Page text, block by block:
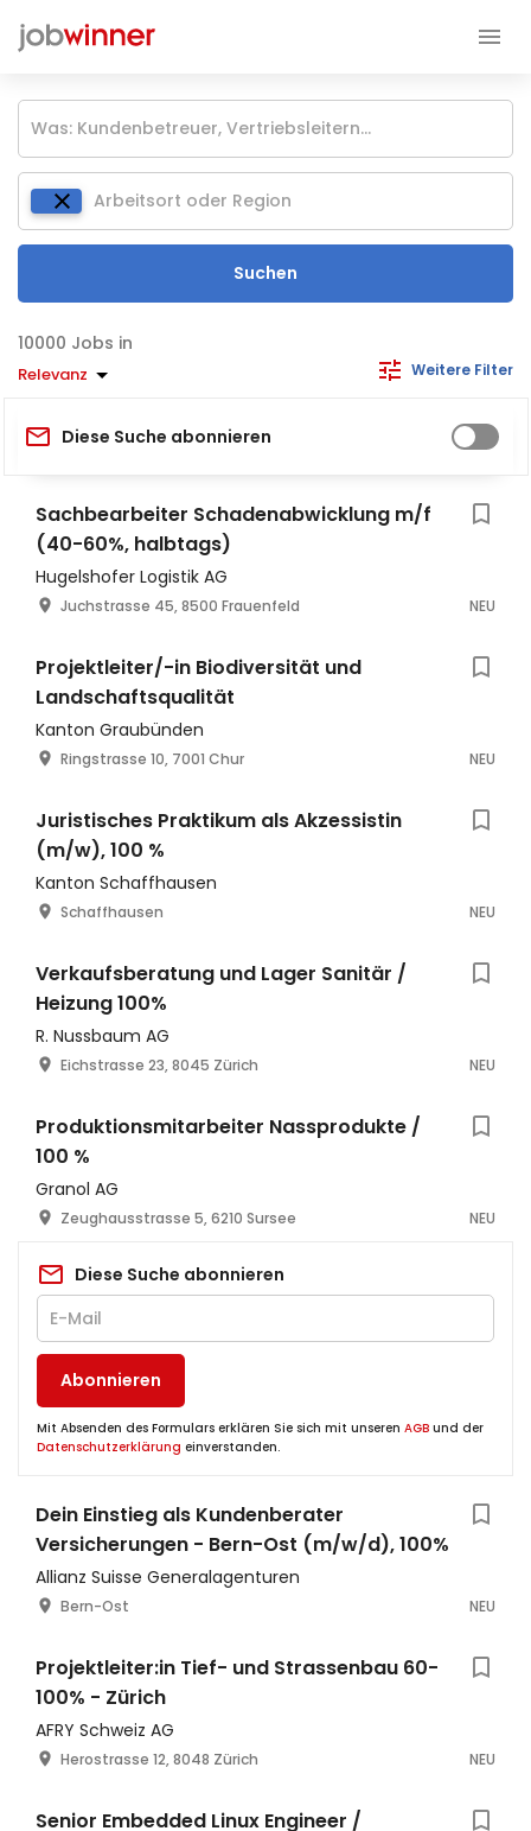
Suchen
Jobs in
Relevanz Weitere Filter
Diese Suche abonnieren
Sachbearbeiter Schadenabwicklung m/f
(40-60%, halbtags)
Hugelshofer Logistik AG
Juchstrasse 45, 8500 Frauenfeld NEU
Projektleiter/-in Biodiversität und
Landschaftsqualität
Kanton Graubünden
Ringstrasse 10, 7001 Chur NEU
Juristisches Praktikum als Akzessistin
(m/w), 100 %
Kanton Schaffhausen
Schaffhausen NEU
Verkaufsberatung und Lager Sanitär /
Heizung 100%
R. Nussbaum AG
Eichstrasse 23, 8045 Zürich NEU
Produktionsmitarbeiter Nassprodukte /
100 %
Granol AG
Zeughausstrasse 5, 6210 Sursee NEU
Diese Suche abonnieren
Abonnieren
Mit Absenden des Formulars erklären Sie sich mit unseren AGB und der
Datenschutzerklärung einverstanden.
Dein Einstieg als Kundenberater
Versicherungen - Bern-Ost (m/w/d), 100%
Allianz Suisse Generalagenturen
Bern-Ost NEU
Projektleiter:in Tief- und Strassenbau 60-
100% - Zürich
AFRY Schweiz AG
Herostrasse 12, 8048 Zürich NEU
Senior Embedded Linux Engineer /